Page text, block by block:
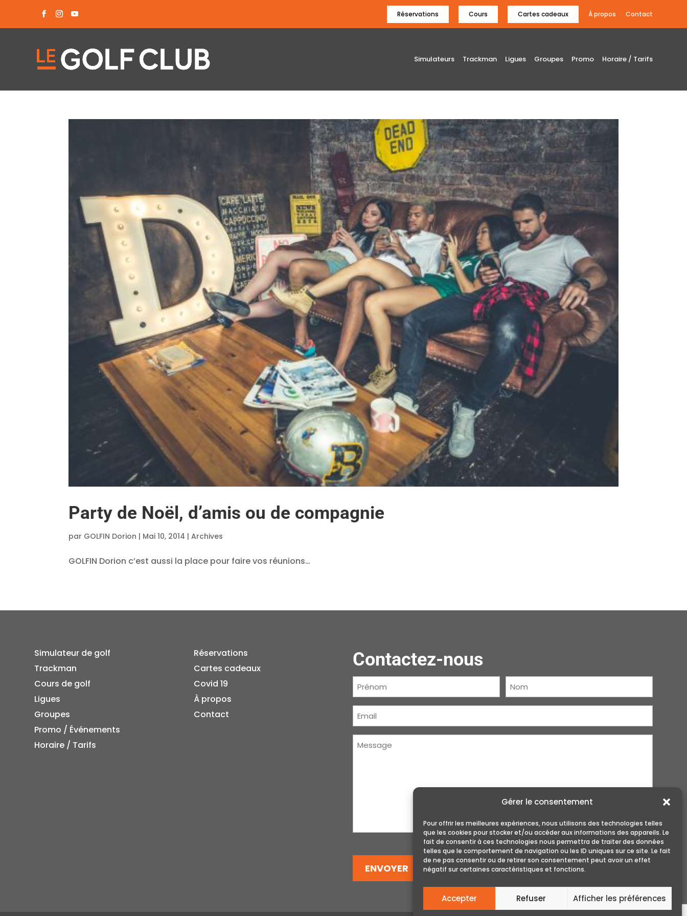
Gérer le consentement
Pour offrir les meilleures expériences, nous utilisons des technologies telles
que les cookies pour stocker et/ou accéder aux informations des appareils. Le
fait de consentir à ces technologies nous permettra de traiter des données
telles que le comportement de navigation ou les ID uniques sur ce site. Le fait
de ne pas consentir ou de retirer son consentement peut avoir un effet
négatif sur certaines caractéristiques et fonctions.
Accepter Refuser Afficher les préférences
Réservations Cours Cartes cadeaux À propos Contact
Simulateurs Trackman Ligues Groupes Promo Horaire / Tarifs
Party de Noël, d’amis ou de compagnie
par GOLFIN Dorion | Mai 10, 2014 |Archives
GOLFIN Dorion c’est aussi la place pour faire vos réunions…
Simulateur de golf
Trackman
Cours de golf
Ligues
Groupes
Promo / Événements
Horaire / Tarifs
Réservations
Cartes cadeaux
Covid 19
À propos
Contact
Contactez-nous
Prénom
Courriel
ENVOYER